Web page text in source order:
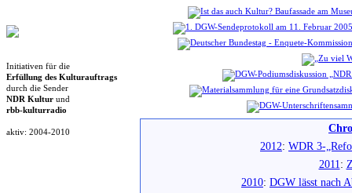
Initiativen für die
Erfüllung des Kulturauftrags
durch die Sender
NDR Kultur und
rbb-kulturradio
aktiv: 2004-2010
2012: WDR 3-
2011:
2010: DGW lässt nach